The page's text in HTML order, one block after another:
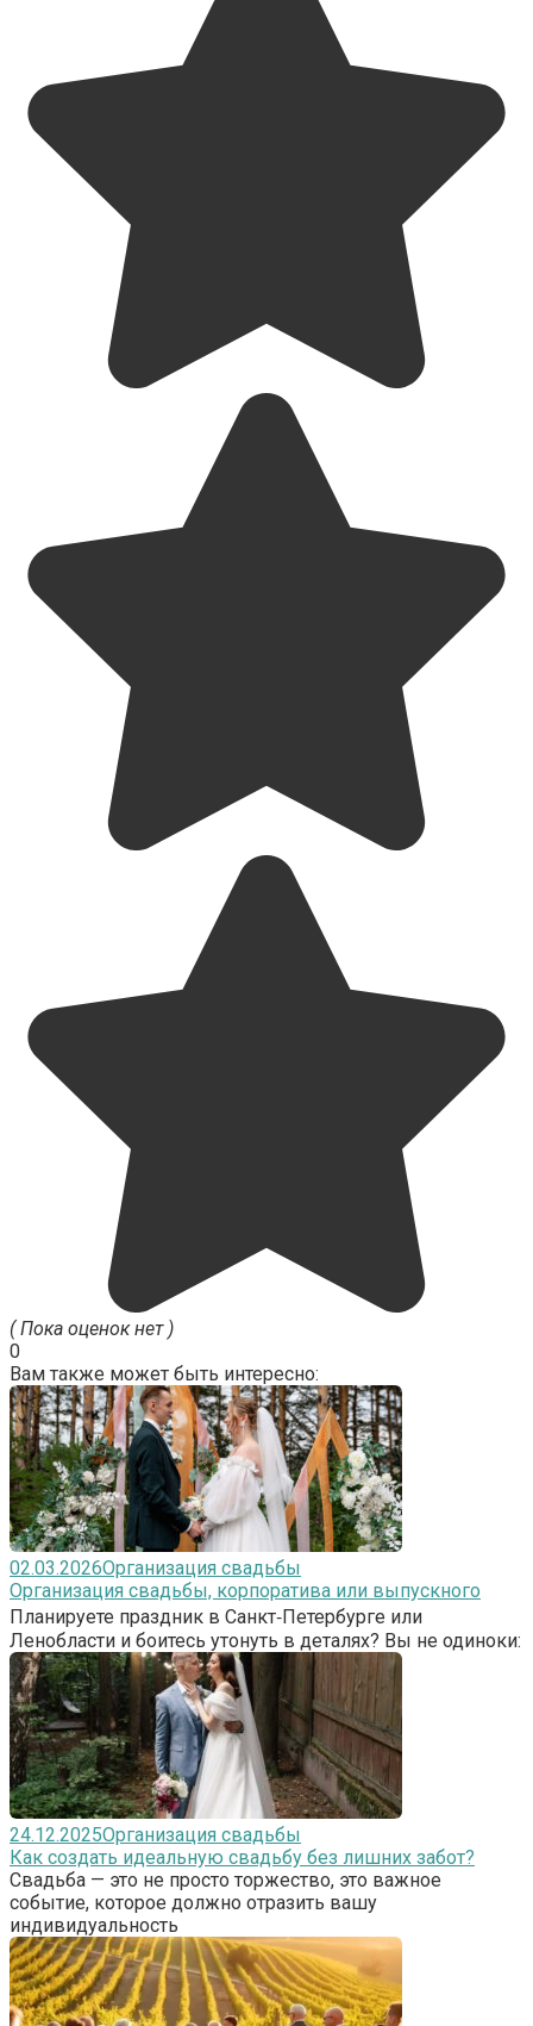
( Пока оценок нет )
0
Вам также может быть интересно:
02.03.2026Организация свадьбы
Организация свадьбы, корпоратива или выпускного
Планируете праздник в Санкт‑Петербурге или
Ленобласти и боитесь утонуть в деталях? Вы не одиноки:
24.12.2025Организация свадьбы
Как создать идеальную свадьбу без лишних забот?
Свадьба — это не просто торжество, это важное
событие, которое должно отразить вашу
индивидуальность